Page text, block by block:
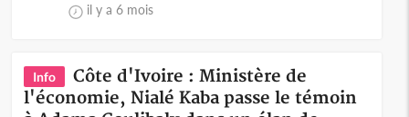
il y a 6 mois
Info
Côte d'Ivoire : Ministère de
l'économie, Nialé Kaba passe le témoin